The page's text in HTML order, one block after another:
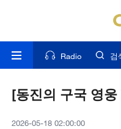
Radio 검
[동진의 구국 영
2026-05-18 02:00:00